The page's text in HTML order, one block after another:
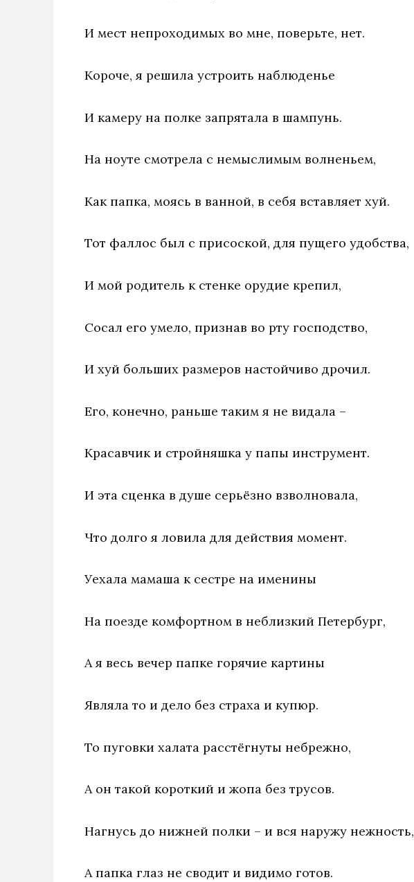
И мест непроходимых во мне, поверьте, нет.
Короче, я решила устроить наблюденье
И камеру на полке запрятала в шампунь.
На ноуте смотрела с немыслимым волненьем,
Как папка, моясь в ванной, в себя вставляет хуй.
Тот фаллос был с присоской, для пущего удобства,
И мой родитель к стенке орудие крепил,
Сосал его умело, признав во рту господство,
И хуй больших размеров настойчиво дрочил.
Его, конечно, раньше таким я не видала –
Красавчик и стройняшка у папы инструмент.
И эта сценка в душе серьёзно взволновала,
Что долго я ловила для действия момент.
Уехала мамаша к сестре на именины
На поезде комфортном в неблизкий Петербург,
А я весь вечер папке горячие картины
Являла то и дело без страха и купюр.
То пуговки халата расстёгнуты небрежно,
А он такой короткий и жопа без трусов.
Нагнусь до нижней полки – и вся наружу нежность,
А папка глаз не сводит и видимо готов.